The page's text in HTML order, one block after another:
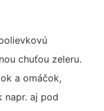
chuťou zeleru.
a omáčok,
napr. aj pod